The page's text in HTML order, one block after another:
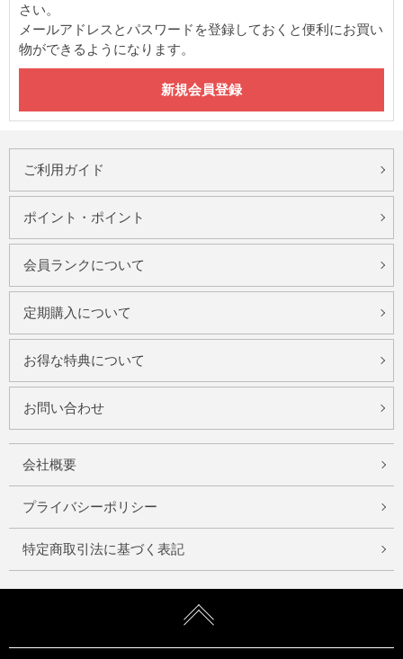
さい。
メールアドレスとパスワードを登録しておくと便利にお買い
物ができるようになります。
ご利用ガイド
ポイント・ポイント
会員ランクについて
定期購入について
お得な特典について
お問い合わせ
会社概要
プライバシーポリシー
特定商取引法に基づく表記